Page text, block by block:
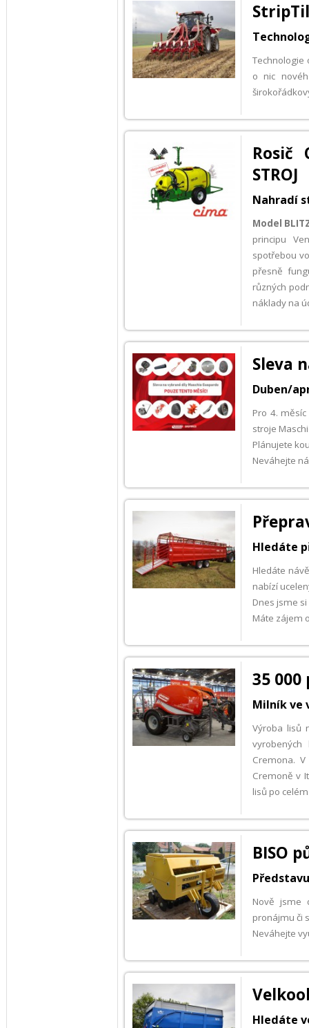
Technologie
o nic
Rosič
STROJ
Nahradí
Model
principu
spotřebou
přesně
různých
náklady na
Sleva
Duben/
Pro 4.
stroje
Plánujete
Neváhejte
Hledáte
Hledáte
nabízí
Dnes jsme
Máte zájem
35
Milník ve
Výroba lisů
Cremona.
Cremoně v
lisů po
BISO
Nově jsme
pronájmu či
Neváhejte
Hledáte